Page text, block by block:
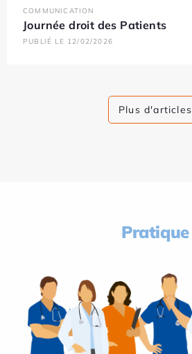
COMMUNICATION
Journée droit des Patients
PUBLIÉ LE 12/02/2026
Plus d'articles
Pratique